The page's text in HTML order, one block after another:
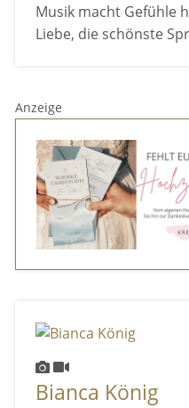
Musik macht Gefühle
Liebe, die schönste
Anzeige
Bianca König